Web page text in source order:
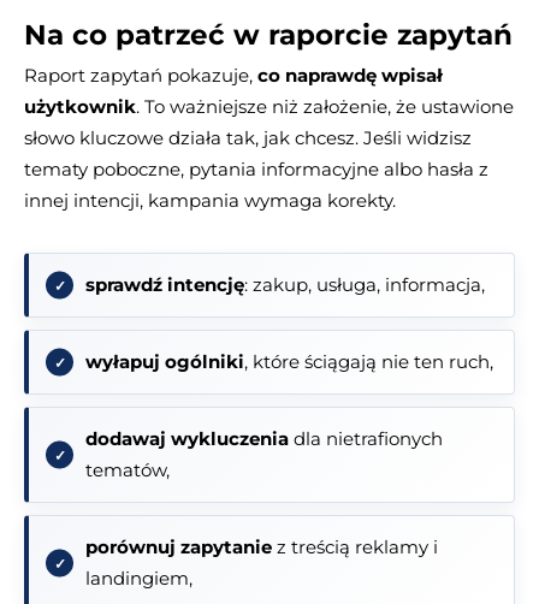
Na co patrzeć w raporcie zapytań
Raport zapytań pokazuje, co naprawdę wpisał
użytkownik. To ważniejsze niż założenie, że ustawione
słowo kluczowe działa tak, jak chcesz. Jeśli widzisz
tematy poboczne, pytania informacyjne albo hasła z
innej intencji, kampania wymaga korekty.
sprawdź intencję: zakup, usługa, informacja,
wyłapuj ogólniki, które ściągają nie ten ruch,
dodawaj wykluczenia dla nietrafionych
tematów,
porównuj zapytanie z treścią reklamy i
landingiem,